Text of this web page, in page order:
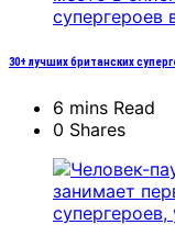
30+ лучших британских
6 mins Read
0 Shares